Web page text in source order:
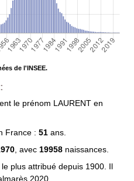
de l'INSEE.
le prénom LAURENT en
France : 51 ans.
, avec 19958 naissances.
plus attribué depuis 1900. Il
2020.